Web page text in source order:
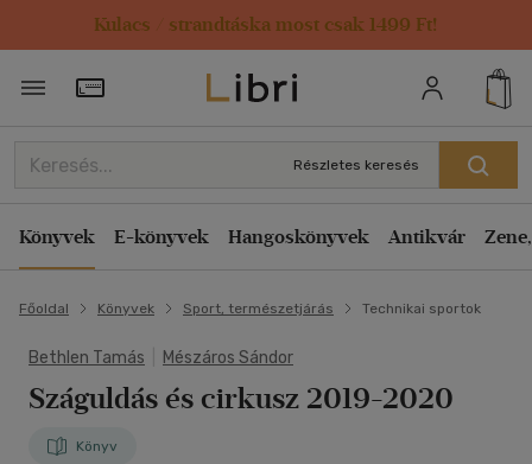
Kulacs / strandtáska most csak 1499 Ft!
Törzsvásárlói Kártya adatai
Részletes keresés
Könyvek E-könyvek Hangoskönyvek Antikvár
Főoldal Könyvek Sport, természetjárás Technikai sportok
Bethlen Tamás Mészáros Sándor
Száguldás és cirkusz 2019-2020
Könyv